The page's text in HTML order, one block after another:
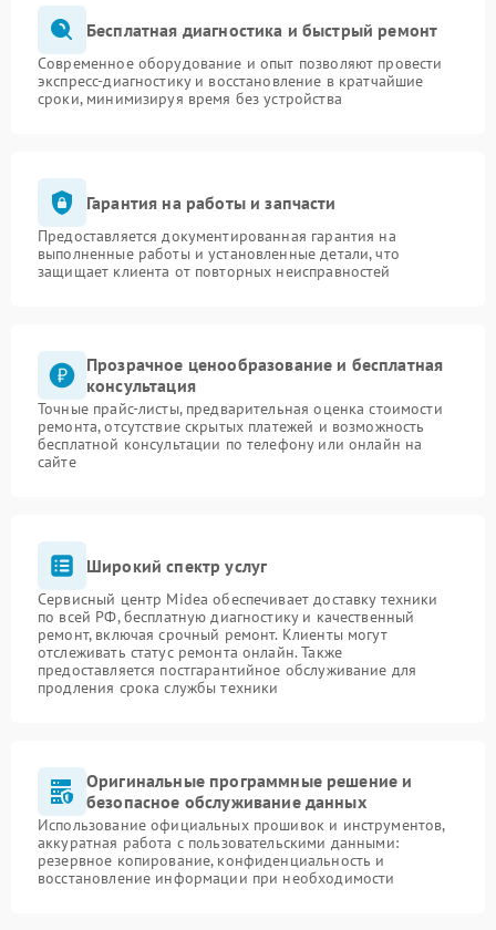
Бесплатная диагностика и быстрый ремонт
Современное оборудование и опыт позволяют провести
экспресс-диагностику и восстановление в кратчайшие
сроки, минимизируя время без устройства
Гарантия на работы и запчасти
Предоставляется документированная гарантия на
выполненные работы и установленные детали, что
защищает клиента от повторных неисправностей
Прозрачное ценообразование и бесплатная
консультация
Точные прайс-листы, предварительная оценка стоимости
ремонта, отсутствие скрытых платежей и возможность
бесплатной консультации по телефону или онлайн на
сайте
Широкий спектр услуг
Сервисный центр Midea обеспечивает доставку техники
по всей РФ, бесплатную диагностику и качественный
ремонт, включая срочный ремонт. Клиенты могут
отслеживать статус ремонта онлайн. Также
предоставляется постгарантийное обслуживание для
продления срока службы техники
Оригинальные программные решение и
безопасное обслуживание данных
Использование официальных прошивок и инструментов,
аккуратная работа с пользовательскими данными:
резервное копирование, конфиденциальность и
восстановление информации при необходимости